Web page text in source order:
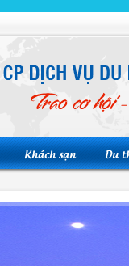
Khách sạn Du